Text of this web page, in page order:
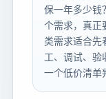
保一年多少钱
个需求，真正
类需求适合先
工、调试、验
一个低价清单